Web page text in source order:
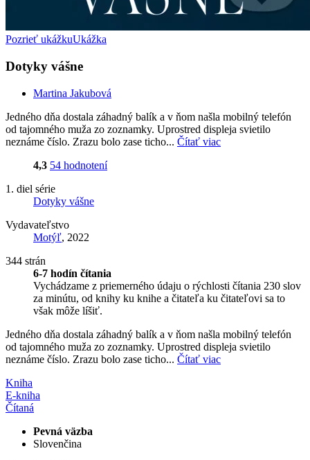
Pozrieť ukážkuUkážka
Dotyky vášne
Martina Jakubová
Jedného dňa dostala záhadný balík a v ňom našla mobilný telefón
od tajomného muža zo zoznamky. Uprostred displeja svietilo
neznáme číslo. Zrazu bolo zase ticho... Čítať viac
4,3 54 hodnotení
1. diel série
Dotyky vášne
Vydavateľstvo
Motýľ, 2022
344 strán
6-7 hodín čítania
Vychádzame z priemerného údaju o rýchlosti čítania 230 slov
za minútu, od knihy ku knihe a čitateľa ku čitateľovi sa to
však môže líšiť.
Jedného dňa dostala záhadný balík a v ňom našla mobilný telefón
od tajomného muža zo zoznamky. Uprostred displeja svietilo
neznáme číslo. Zrazu bolo zase ticho... Čítať viac
Kniha
E-kniha
Čítaná
Pevná väzba
Slovenčina